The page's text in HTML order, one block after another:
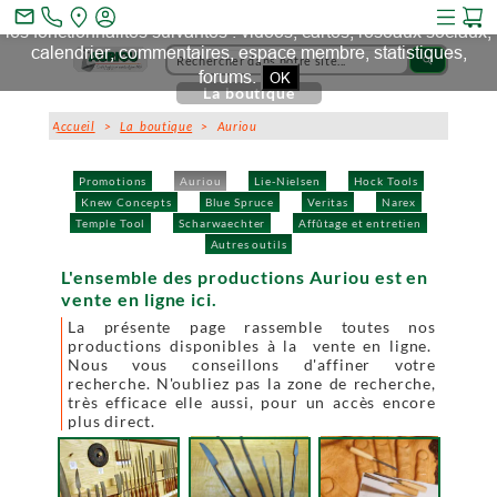
search
Promotions Auriou Lie-Nielsen
Hock Tools
Knew Concepts
Blue Spruce Veritas
Narex
Temple Tool
Scharwaechter
Affûtage et entretien
Autres outils
La boutique
Accueil >La boutique > Auriou
L'ensemble des productions Auriou est en
vente en ligne ici.
La présente page rassemble toutes nos
productions disponibles à la vente en ligne.
Nous vous conseillons d'affiner votre
recherche. N'oubliez pas la zone de recherche,
très efficace elle aussi, pour un accès encore
plus direct.
mail_outline
Ce site et des sites tiers qu'il utilise collectent des cookies pour
les fonctionnalités suivantes : vidéos, cartes, réseaux sociaux,
calendrier, commentaires, espace membre, statistiques,
forums. OK